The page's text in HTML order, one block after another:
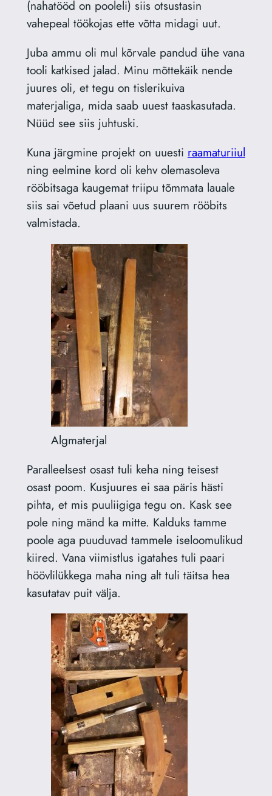
(nahatööd on pooleli) siis otsustasin
vahepeal töökojas ette võtta midagi uut.
Juba ammu oli mul kõrvale pandud ühe vana
tooli katkised jalad. Minu mõttekäik nende
juures oli, et tegu on tislerikuiva
materjaliga, mida saab uuest taaskasutada.
Nüüd see siis juhtuski.
Kuna järgmine projekt on uuesti raamaturiiul
ning eelmine kord oli kehv olemasoleva
rööbitsaga kaugemat triipu tõmmata lauale
siis sai võetud plaani uus suurem rööbits
valmistada.
Algmaterjal
Paralleelsest osast tuli keha ning teisest
osast poom. Kusjuures ei saa päris hästi
pihta, et mis puuliigiga tegu on. Kask see
pole ning mänd ka mitte. Kalduks tamme
poole aga puuduvad tammele iseloomulikud
kiired. Vana viimistlus igatahes tuli paari
höövlilükkega maha ning alt tuli täitsa hea
kasutatav puit välja.